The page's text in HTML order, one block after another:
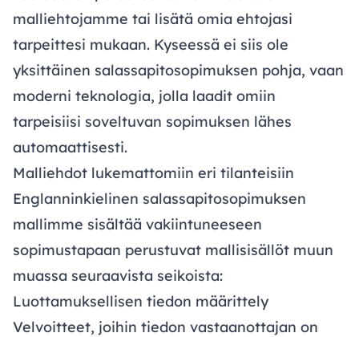
malliehtojamme tai lisätä omia ehtojasi
tarpeittesi mukaan. Kyseessä ei siis ole
yksittäinen salassapitosopimuksen pohja, vaan
moderni teknologia, jolla laadit omiin
tarpeisiisi soveltuvan sopimuksen lähes
automaattisesti.
Malliehdot lukemattomiin eri tilanteisiin
Englanninkielinen salassapitosopimuksen
mallimme sisältää vakiintuneeseen
sopimustapaan perustuvat mallisisällöt muun
muassa seuraavista seikoista:
Luottamuksellisen tiedon määrittely
Velvoitteet, joihin tiedon vastaanottajan on